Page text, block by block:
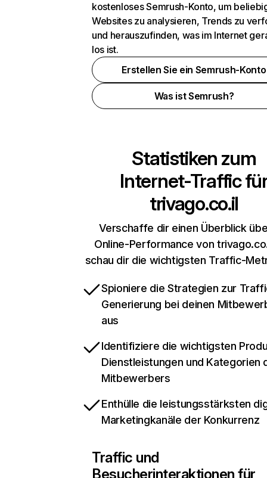
kostenloses Semrush-Konto, um
Websites zu analysieren, Trends zu
und herauszufinden, was im Internet
los ist.
Erstellen Sie ein Semrush-Konto
Was ist Semrush?
Statistiken zum
Internet-Traffic
trivago.co.il
Verschaffe dir einen Überblick
Online-Performance von
schau dir die wichtigsten Traffic-
Spioniere die Strategien zur
Generierung bei deinen
aus
Identifiziere die wichtigsten
Dienstleistungen und Kategorien
Mitbewerbers
Enthülle die leistungsstärksten
Marketingkanäle der Konkurrenz
Traffic und
Besucherinteraktionen für